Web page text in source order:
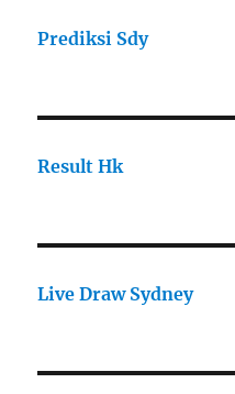
Prediksi Sdy
Result Hk
Live Draw Sydney